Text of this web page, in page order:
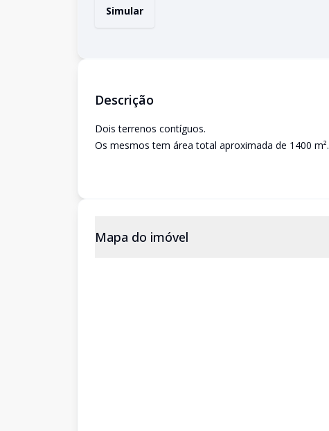
Simular
Descrição
Dois terrenos contíguos.
Os mesmos tem área total aproximada de 1400 m².
Mapa do imóvel